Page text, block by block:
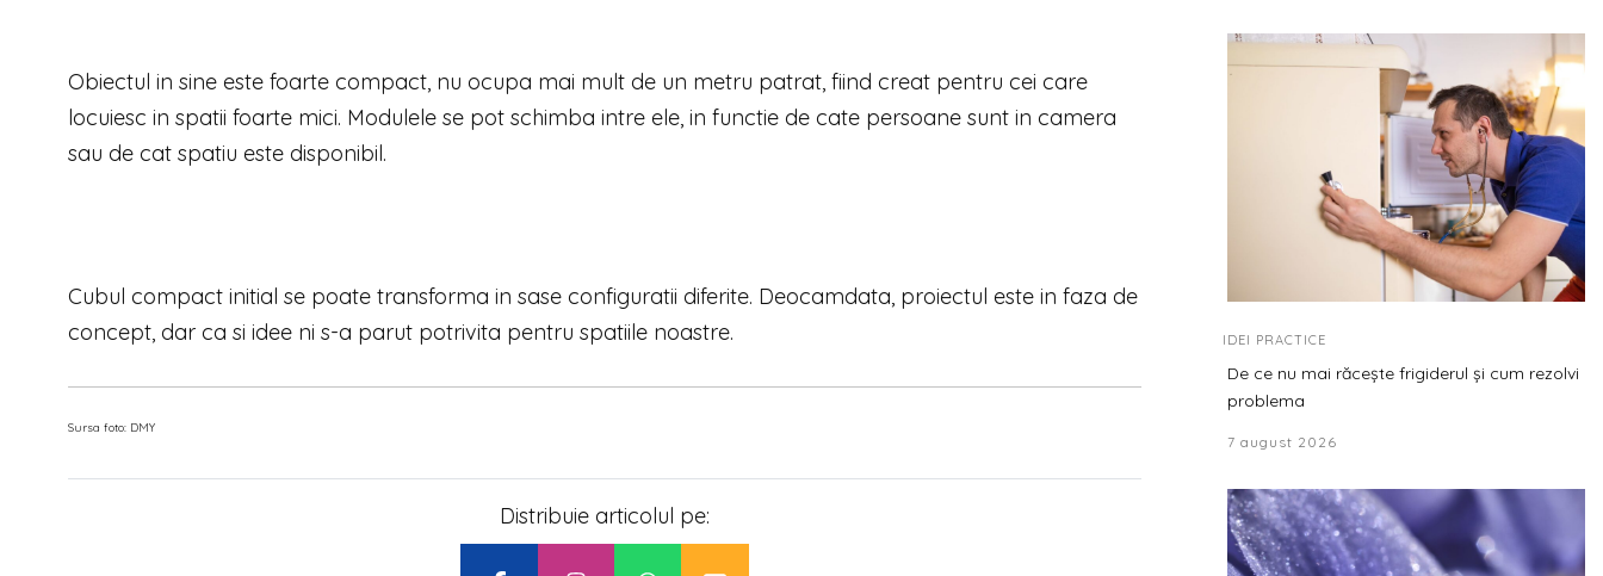
Obiectul in sine este foarte compact, nu ocupa mai mult de un metru patrat, fiind creat pentru cei care
locuiesc in spatii foarte mici. Modulele se pot schimba intre ele, in functie de cate persoane sunt in camera
sau de cat spatiu este disponibil.
Cubul compact initial se poate transforma in sase configuratii diferite. Deocamdata, proiectul este in faza de
concept, dar ca si idee ni s-a parut potrivita pentru spatiile noastre.
Sursa foto: DMY
Distribuie articolul pe:
IDEI PRACTICE
De ce nu mai răcește frigiderul și cum rezolvi
problema
7 august 2026